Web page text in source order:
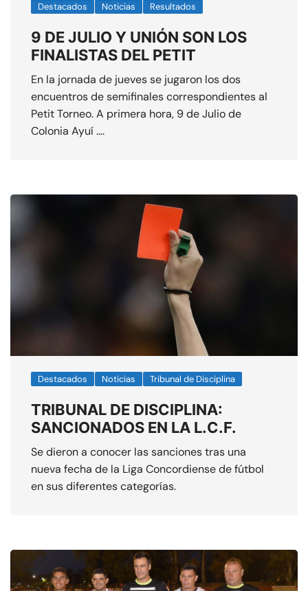
Destacados Noticias Resultados
9 DE JULIO Y UNIÓN SON LOS
FINALISTAS DEL PETIT
En la jornada de jueves se jugaron los dos
encuentros de semifinales correspondientes al
Petit Torneo. A primera hora, 9 de Julio de
Colonia Ayuí ….
Destacados Noticias Tribunal de Disciplina
TRIBUNAL DE DISCIPLINA:
SANCIONADOS EN LA L.C.F.
Se dieron a conocer las sanciones tras una
nueva fecha de la Liga Concordiense de fútbol
en sus diferentes categorías.